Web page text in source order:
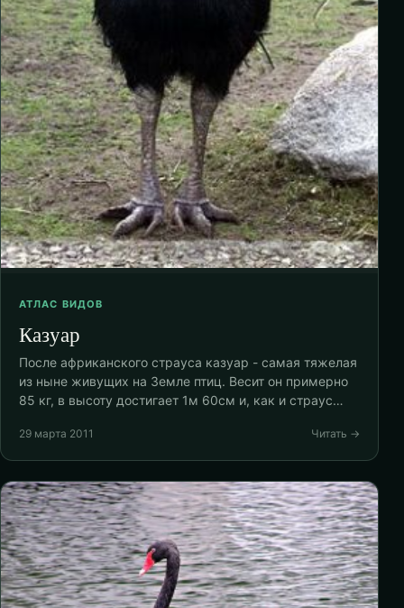
АТЛАС ВИДОВ
Казуар
После африканского страуса казуар - самая тяжелая
из ныне живущих на Земле птиц. Весит он примерно
85 кг, в высоту достигает 1м 60см и, как и страус…
29 марта 2011 Читать →